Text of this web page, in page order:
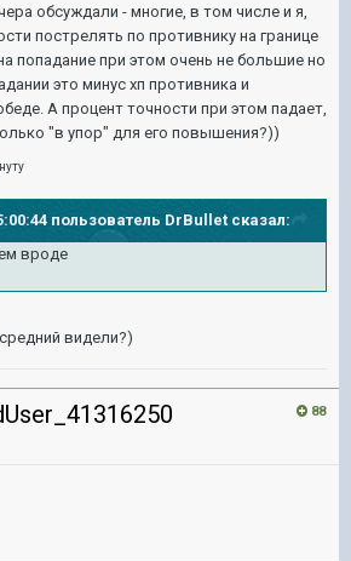
обсуждали - многие, в том числе и я,
пострелять по противнику на границе
попадание при этом очень не большие но
это минус хп противника и
А процент точности при этом падает,
"в упор" для его повышения?))
пользователь DrBullet сказал:
вроде
видели?)
88